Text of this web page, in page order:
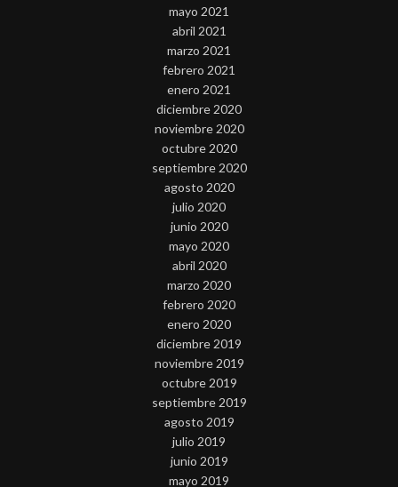
mayo 2021
abril 2021
marzo 2021
febrero 2021
enero 2021
diciembre 2020
noviembre 2020
octubre 2020
septiembre 2020
agosto 2020
julio 2020
junio 2020
mayo 2020
abril 2020
marzo 2020
febrero 2020
enero 2020
diciembre 2019
noviembre 2019
octubre 2019
septiembre 2019
agosto 2019
julio 2019
junio 2019
mayo 2019